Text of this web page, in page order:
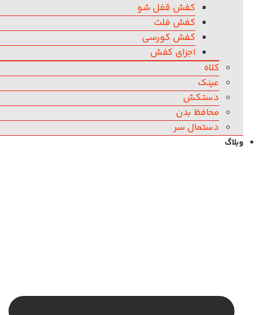
کفش قفل شو
کفش فلت
کفش کورسی
اجزای کفش
کلاه
عینک
دستکش
محافظ بدن
دستمال سر
وبلاگ